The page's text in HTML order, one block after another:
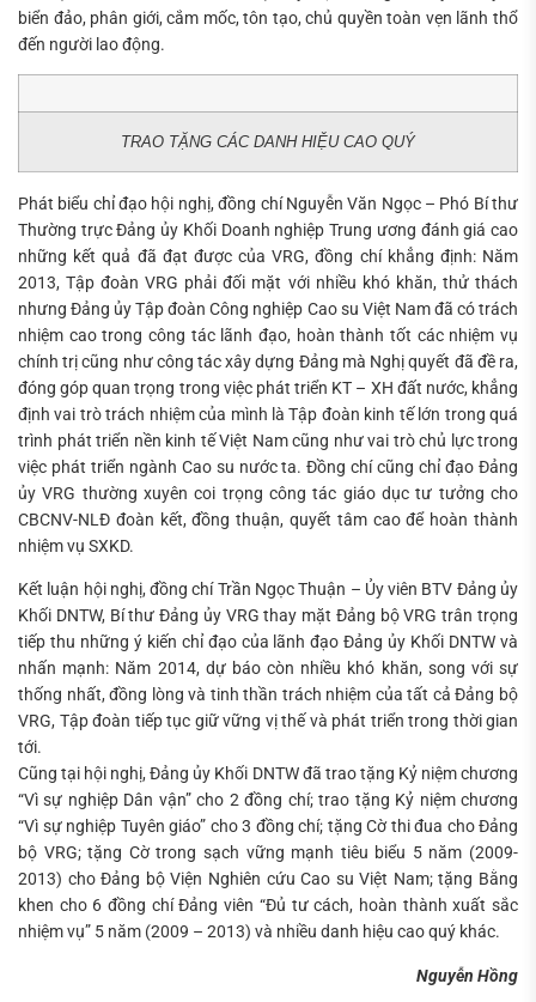
biển đảo, phân giới, cắm mốc, tôn tạo, chủ quyền toàn vẹn lãnh thổ
đến người lao động.
TRAO TẶNG CÁC DANH HIỆU CAO QUÝ
Phát biểu chỉ đạo hội nghị, đồng chí Nguyễn Văn Ngọc – Phó Bí thư
Thường trực Đảng ủy Khối Doanh nghiệp Trung ương đánh giá cao
những kết quả đã đạt được của VRG, đồng chí khẳng định: Năm
2013, Tập đoàn VRG phải đối mặt với nhiều khó khăn, thử thách
nhưng Đảng ủy Tập đoàn Công nghiệp Cao su Việt Nam đã có trách
nhiệm cao trong công tác lãnh đạo, hoàn thành tốt các nhiệm vụ
chính trị cũng như công tác xây dựng Đảng mà Nghị quyết đã đề ra,
đóng góp quan trọng trong việc phát triển KT – XH đất nước, khẳng
định vai trò trách nhiệm của mình là Tập đoàn kinh tế lớn trong quá
trình phát triển nền kinh tế Việt Nam cũng như vai trò chủ lực trong
việc phát triển ngành Cao su nước ta. Đồng chí cũng chỉ đạo Đảng
ủy VRG thường xuyên coi trọng công tác giáo dục tư tưởng cho
CBCNV-NLĐ đoàn kết, đồng thuận, quyết tâm cao để hoàn thành
nhiệm vụ SXKD.
Kết luận hội nghị, đồng chí Trần Ngọc Thuận – Ủy viên BTV Đảng ủy
Khối DNTW, Bí thư Đảng ủy VRG thay mặt Đảng bộ VRG trân trọng
tiếp thu những ý kiến chỉ đạo của lãnh đạo Đảng ủy Khối DNTW và
nhấn mạnh: Năm 2014, dự báo còn nhiều khó khăn, song với sự
thống nhất, đồng lòng và tinh thần trách nhiệm của tất cả Đảng bộ
VRG, Tập đoàn tiếp tục giữ vững vị thế và phát triển trong thời gian
tới.
Cũng tại hội nghị, Đảng ủy Khối DNTW đã trao tặng Kỷ niệm chương
“Vì sự nghiệp Dân vận” cho 2 đồng chí; trao tặng Kỷ niệm chương
“Vì sự nghiệp Tuyên giáo” cho 3 đồng chí; tặng Cờ thi đua cho Đảng
bộ VRG; tặng Cờ trong sạch vững mạnh tiêu biểu 5 năm (2009-
2013) cho Đảng bộ Viện Nghiên cứu Cao su Việt Nam; tặng Bằng
khen cho 6 đồng chí Đảng viên “Đủ tư cách, hoàn thành xuất sắc
nhiệm vụ” 5 năm (2009 – 2013) và nhiều danh hiệu cao quý khác.
Nguyễn Hồng